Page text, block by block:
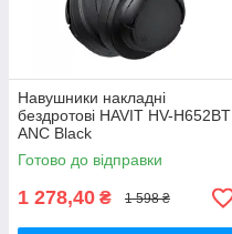
Навушники накладні
бездротові HAVIT HV-H652BT
ANC Black
Готово до відправки
1 278,40 ₴ 1 598 ₴